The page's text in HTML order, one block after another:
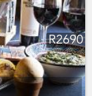
R2690